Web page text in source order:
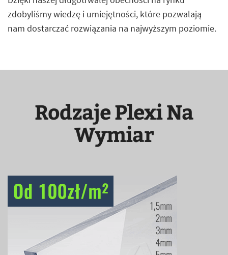
zdobyliśmy wiedzę i umiejętności, które pozwalają
nam dostarczać rozwiązania na najwyższym poziomie.
Rodzaje Plexi Na
Wymiar